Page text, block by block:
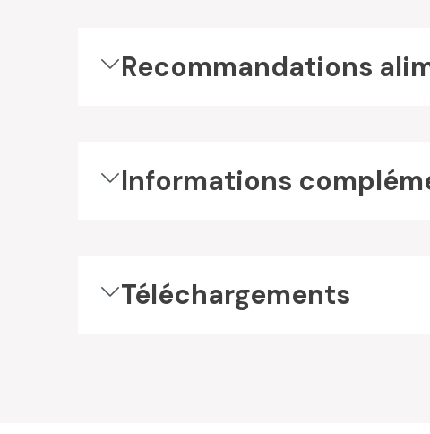
Recommandations
Informations
Téléchargements